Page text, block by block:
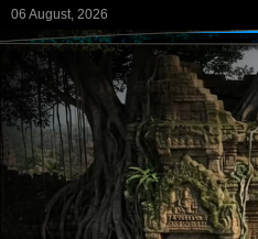
06 August, 2026